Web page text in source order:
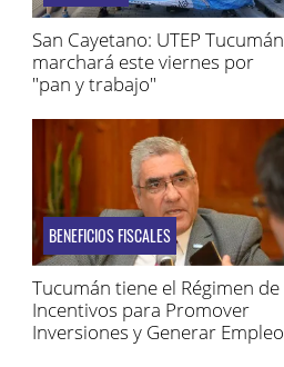
San Cayetano: UTEP Tucumán
marchará este viernes por
"pan y trabajo"
BENEFICIOS FISCALES
Tucumán tiene el Régimen de
Incentivos para Promover
Inversiones y Generar Empleo